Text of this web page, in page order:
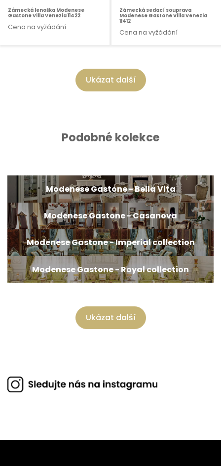
Zámecká lenoška Modenese
Gastone Villa Venezia 11422
Cena na vyžádání
Zámecká sedací souprava
Modenese Gastone Villa Venezia
11412
Cena na vyžádání
Ukázat další
Podobné kolekce
Modenese Gastone - Bella Vita
Modenese Gastone - Casanova
Modenese Gastone - Imperial collection
Modenese Gastone - Royal collection
Ukázat další